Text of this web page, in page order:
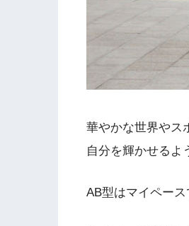
華やかな世界やス
自分を輝かせるよ
AB型はマイペー